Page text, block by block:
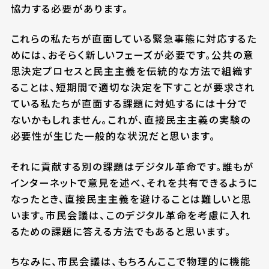
協力する必要があります。
これらの私たちが直面している緊急事態に対応するた
めには、おそらく新しいフェーズが必要です。公共の意
思決定プロセスと民主主義を伝統的な方法で組織す
ることは、短期間で適切な決定を下すことが要求され
ている私たちが直面する課題に対処するには十分で
ないかもしれません。これが、直接民主主義の実験の
必要性が生じた一般的な状況だと思います。
それに貢献する別の課題はデジタル革命です。誰もが
インターネットで意見を述べ、それを共有できるように
なったとき、直接民主主義を避けることは難しいと思
います。市民会議は、このデジタル革命を考慮に入れ
るための課題に答える方法でもあると思います。
ちなみに、市民会議は、もちろんここで物理的に機能